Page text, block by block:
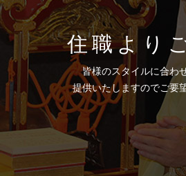
住職より
皆様のスタイルに合わ
提供いたしますのでご要